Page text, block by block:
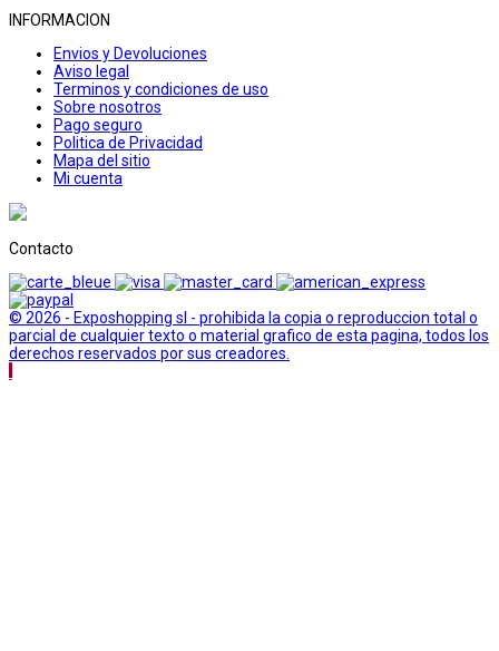
INFORMACION
Envios y Devoluciones
Aviso legal
Terminos y condiciones de uso
Sobre nosotros
Pago seguro
Politica de Privacidad
Mapa del sitio
Mi cuenta
Contacto
© 2026 - Exposhopping sl - prohibida la copia o reproduccion total o
parcial de cualquier texto o material grafico de esta pagina, todos los
derechos reservados por sus creadores.